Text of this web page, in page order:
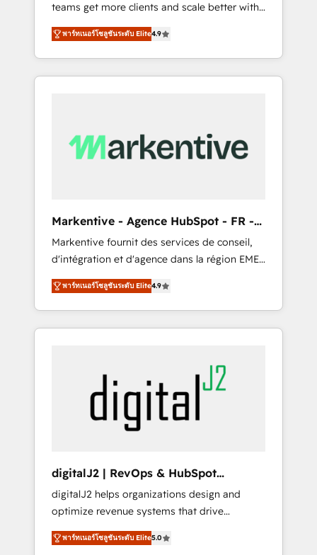
Agents, configure HubSpot AI, & maximize
AEO with tailored AI services. 🧩Integrations:
Extend HubSpot with custom integrations,
hosting, & maintenance. As HubSpot’s only
Elite Partner with all 8 Accreditations and a 3×
teams get more clients and scale better with
our HubSpot Consulting & 'Done For You'
Services. 🚀 Who We Work With 🚀 We help
lean, growing companies: - Win more
business - Reduce no-shows - Improve lead
client's are too busy to learn the ins-and-outs
of HubSpot. We give you a Personal
know what you don't know'
recommendations to maximize conversions!
OTF is an Elite Partner (top 1% of 6,500+
Partners) and was named 2023 HubSpot
Partner of the Year 💥 Trusted by 2,500+
companies to help them scale and close
more business, by using HubSpot (the right
www.onthefuze.com/hubspot-admin Contact
us to learn more!
พาร์ทเนอร์โซลูชันระดับ Elite4.9
Markentive - Agence HubSpot - FR -
EN
Markentive fournit des services de conseil,
d'intégration et d'agence dans la région EMEA
et North America. Avec plus de 115 experts en
marketing automation, Growth, Revops, CRM
et webdesign. Markentive is both a
consulting firm, a digital agency and an
webdesign (We focus on EMEA - USA
customers).
พาร์ทเนอร์โซลูชันระดับ Elite4.9
digitalJ2 | RevOps & HubSpot
Implementations
digitalJ2 helps organizations design and
optimize revenue systems that drive
scalable, predictable growth. As a triple-
accredited HubSpot Solutions Partner, we
พาร์ทเนอร์โซลูชันระดับ Elite5.0